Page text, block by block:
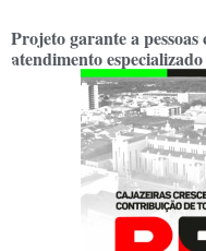
Projeto garante a pessoas
atendimento